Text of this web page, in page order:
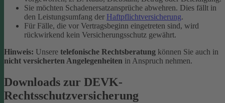
Sie möchten Schadenersatzansprüche abwehren. Dies fällt in
den Leistungsumfang der Haftpflichtversicherung.
Für Fälle, die vor Vertragsbeginn eingetreten sind, wird
rückwirkend kein Versicherungsschutz gewährt.
Hinweis: Unsere telefonische Rechtsberatung können Sie auch in
nicht versicherten Angelegenheiten in Anspruch nehmen.
Downloads zur DEVK-
Rechtsschutzversicherung